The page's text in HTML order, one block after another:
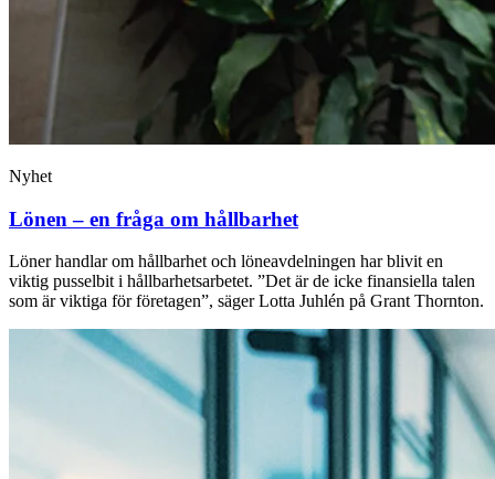
Nyhet
Lönen – en fråga om hållbarhet
Löner handlar om hållbarhet och löneavdelningen har blivit en
viktig pusselbit i hållbarhetsarbetet. ”Det är de icke finansiella talen
som är viktiga för företagen”, säger Lotta Juhlén på Grant Thornton.